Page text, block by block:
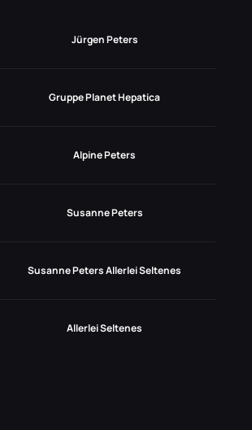
Jürgen Peters
Gruppe Planet Hepatica
Alpine Peters
Susanne Peters
Susanne Peters Allerlei Seltenes
Allerlei Seltenes